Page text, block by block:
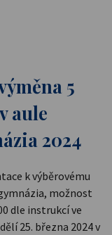
5
aule
2024
k výběrovému
možnost
dle instrukcí ve
25. března 2024 v